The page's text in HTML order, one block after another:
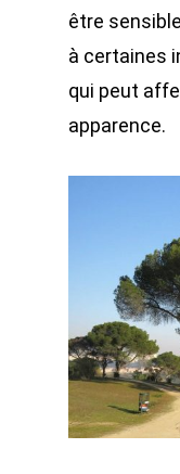
être
à certaines
qui peut
apparence.